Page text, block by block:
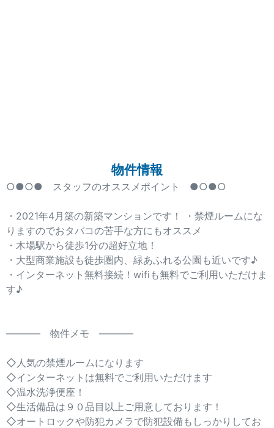
物件情報
○●○● スタッフのオススメポイント ●○●○
・2021年4月築の新築マンションです！ ・禁煙ルームにな
りますのでおタバコの苦手な方にもオススメ
・木場駅から徒歩1分の超好立地！
・大型商業施設も徒歩圏内、緑あふれる公園も近いです♪
・インターネット無料接続！wifiも無料でご利用いただけま
す♪
———– 物件メモ ———–
◇人気の禁煙ルームになります
◇インターネットは無料でご利用いただけます
◇温水洗浄便座！
◇生活備品は９０品目以上ご用意しております！
◇オートロックや防犯カメラで防犯設備もしっかりしてお